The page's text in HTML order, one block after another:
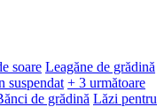
soare Leagăne de grădină
suspendat + 3 următoare
de grădină Lăzi pentru